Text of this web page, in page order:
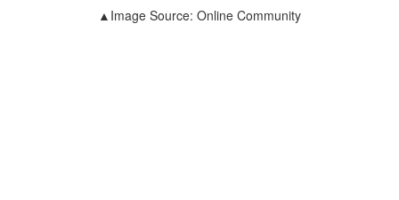
▲Image Source: Online Community